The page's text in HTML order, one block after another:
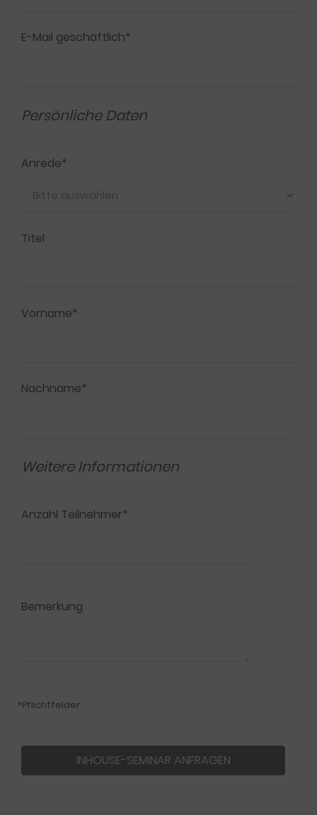
E-Mail geschäftlich*
Persönliche Daten
Anrede*
Titel
Vorname*
Nachname*
Weitere Informationen
Anzahl Teilnehmer*
Bemerkung
*Pflichtfelder